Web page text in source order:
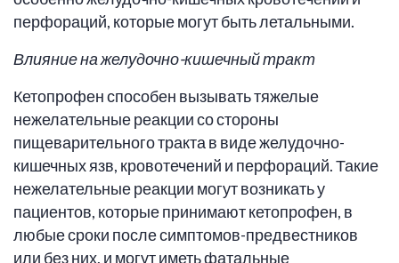
перфораций, которые могут быть летальными.
Влияние на желудочно-кишечный тракт
Кетопрофен способен вызывать тяжелые
нежелательные реакции со стороны
пищеварительного тракта в виде желудочно-
кишечных язв, кровотечений и перфораций. Такие
нежелательные реакции могут возникать у
пациентов, которые принимают кетопрофен, в
любые сроки после симптомов-предвестников
или без них, и могут иметь фатальные